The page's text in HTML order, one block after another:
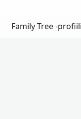
Family Tree -